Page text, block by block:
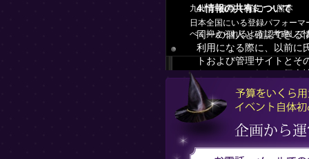
4.情報の共有について
同一の個人と確認できる
利用になる際に、以前に
トおよび管理サイトと
もちろん、これらの個人
などに意図的に開示する
5.コミュニティにおける
当サイトでは、ユーザー
九州 ｜ 福岡（博多）・熊本
日本全国にいる登録パフォー
べく抑えられるように考慮して